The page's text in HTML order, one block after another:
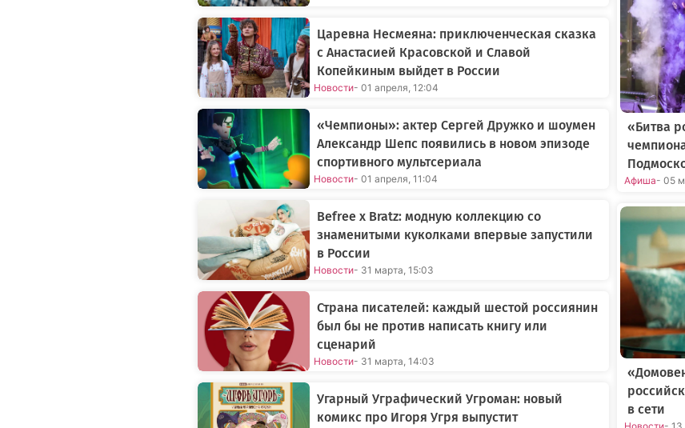
Царевна Несмеяна: приключенческая сказка
с Анастасией Красовской и Славой
Копейкиным выйдет в России
Новости- 01 апреля, 12:04
«Чемпионы»: актер Сергей Дружко и шоумен
Александр Шепс появились в новом эпизоде
спортивного мультсериала
Новости- 01 апреля, 11:04
Befree x Bratz: модную коллекцию со
знаменитыми куколками впервые запустили
в России
Новости- 31 марта, 15:03
Страна писателей: каждый шестой россиянин
был бы не против написать книгу или
сценарий
Новости- 31 марта, 14:03
Угарный Уграфический Угроман: новый
комикс про Игоря Угря выпустит
«Битва
Афиша- 05
в сети